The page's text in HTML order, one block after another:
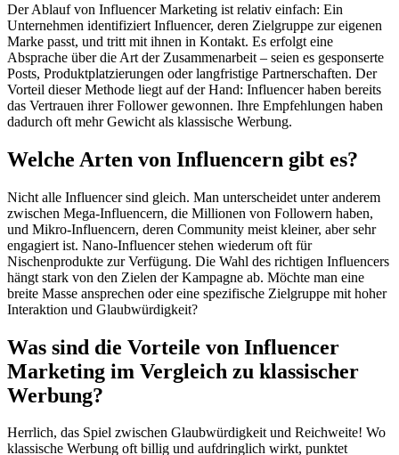
Der Ablauf von Influencer Marketing ist relativ einfach: Ein
Unternehmen identifiziert Influencer, deren Zielgruppe zur eigenen
Marke passt, und tritt mit ihnen in Kontakt. Es erfolgt eine
Absprache über die Art der Zusammenarbeit – seien es gesponserte
Posts, Produktplatzierungen oder langfristige Partnerschaften. Der
Vorteil dieser Methode liegt auf der Hand: Influencer haben bereits
das Vertrauen ihrer Follower gewonnen. Ihre Empfehlungen haben
dadurch oft mehr Gewicht als klassische Werbung.
Welche Arten von Influencern gibt es?
Nicht alle Influencer sind gleich. Man unterscheidet unter anderem
zwischen Mega-Influencern, die Millionen von Followern haben,
und Mikro-Influencern, deren Community meist kleiner, aber sehr
engagiert ist. Nano-Influencer stehen wiederum oft für
Nischenprodukte zur Verfügung. Die Wahl des richtigen Influencers
hängt stark von den Zielen der Kampagne ab. Möchte man eine
breite Masse ansprechen oder eine spezifische Zielgruppe mit hoher
Interaktion und Glaubwürdigkeit?
Was sind die Vorteile von Influencer
Marketing im Vergleich zu klassischer
Werbung?
Herrlich, das Spiel zwischen Glaubwürdigkeit und Reichweite! Wo
klassische Werbung oft billig und aufdringlich wirkt, punktet